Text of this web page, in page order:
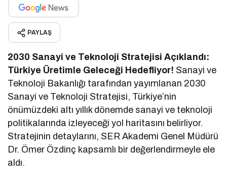
PAYLAŞ
2030 Sanayi ve Teknoloji Stratejisi Açıklandı:
Türkiye Üretimle Geleceği Hedefliyor! Sanayi ve
Teknoloji Bakanlığı tarafından yayımlanan 2030
Sanayi ve Teknoloji Stratejisi, Türkiye’nin
önümüzdeki altı yıllık dönemde sanayi ve teknoloji
politikalarında izleyeceği yol haritasını belirliyor.
Stratejinin detaylarını, SER Akademi Genel Müdürü
Dr. Ömer Özdinç kapsamlı bir değerlendirmeyle ele
aldı.